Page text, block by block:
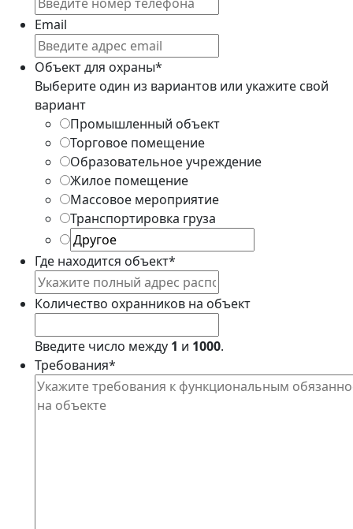
Email
Объект для охраны*
Выберите один из вариантов или укажите свой
вариант
Промышленный объект
Торговое помещение
Образовательное учреждение
Жилое помещение
Массовое мероприятие
Транспортировка груза
Где находится объект*
Количество охранников на объект
Введите число между 1 и 1000.
Требования*